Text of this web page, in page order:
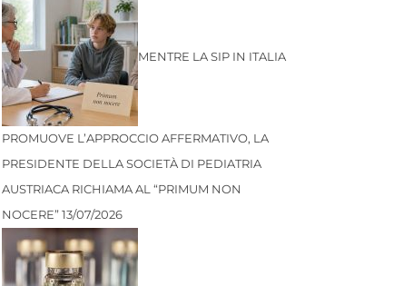
MENTRE LA SIP IN ITALIA
PROMUOVE L’APPROCCIO AFFERMATIVO, LA
PRESIDENTE DELLA SOCIETÀ DI PEDIATRIA
AUSTRIACA RICHIAMA AL “PRIMUM NON
NOCERE”13/07/2026